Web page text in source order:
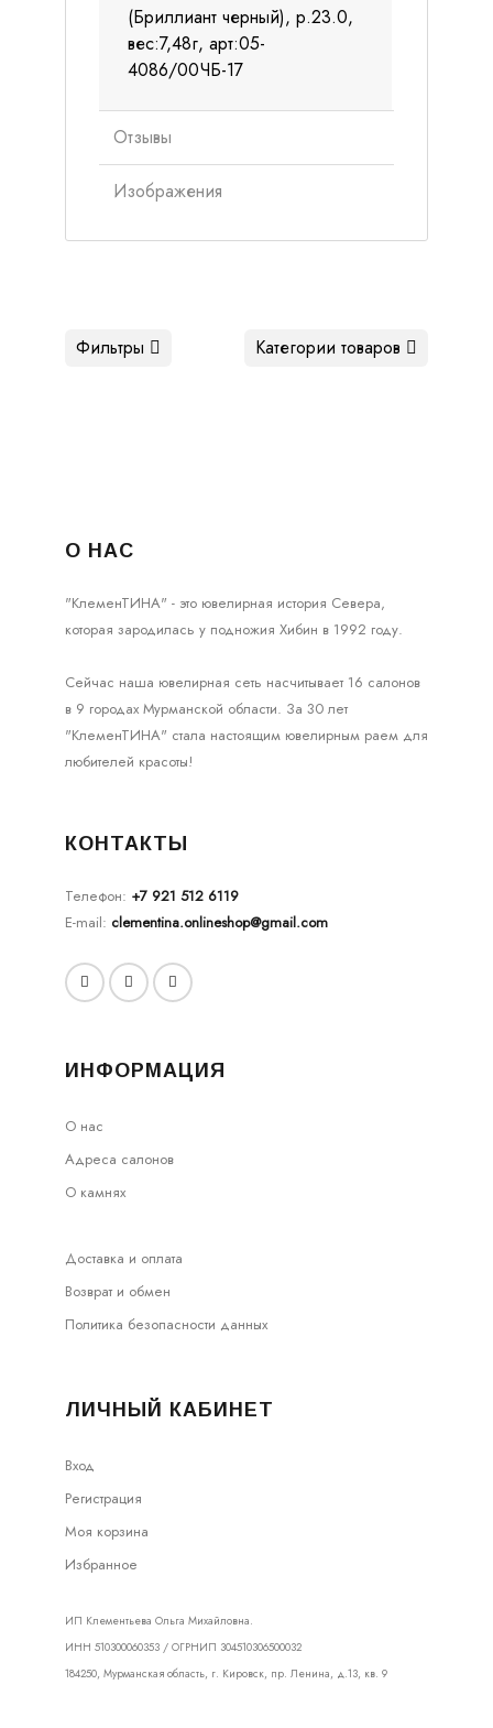
(Бриллиант черный), р.23.0,
вес:7,48г, арт:05-
4086/00ЧБ-17
Отзывы
Изображения
Категории товаров
Фильтры
О НАС
"КлеменТИНА" - это ювелирная история Севера,
которая зародилась у подножия Хибин в 1992 году.
Сейчас наша ювелирная сеть насчитывает 16 салонов
в 9 городах Мурманской области. За 30 лет
"КлеменТИНА" стала настоящим ювелирным раем для
любителей красоты!
КОНТАКТЫ
Телефон: +7 921 512 6119
E-mail: clementina.onlineshop@gmail.com
ИНФОРМАЦИЯ
О нас
Адреса салонов
О камнях
Доставка и оплата
Возврат и обмен
Политика безопасности данных
ЛИЧНЫЙ КАБИНЕТ
Вход
Регистрация
Моя корзина
Избранное
ИП Клементьева Ольга Михайловна.
ИНН 510300060353 / ОГРНИП 304510306500032
184250, Мурманская область, г. Кировск, пр. Ленина, д.13, кв. 9